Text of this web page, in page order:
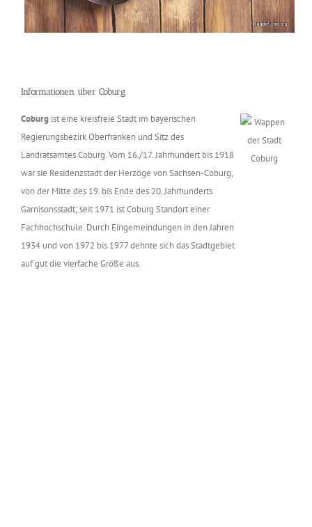
Informationen über Coburg
Coburg ist eine kreisfreie Stadt im bayerischen
Regierungsbezirk Oberfranken und Sitz des
Landratsamtes Coburg. Vom 16./17. Jahrhundert bis 1918
war sie Residenzstadt der Herzöge von Sachsen-Coburg,
von der Mitte des 19. bis Ende des 20. Jahrhunderts
Garnisonsstadt; seit 1971 ist Coburg Standort einer
Fachhochschule. Durch Eingemeindungen in den Jahren
1934 und von 1972 bis 1977 dehnte sich das Stadtgebiet
auf gut die vierfache Größe aus.